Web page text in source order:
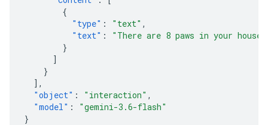
{
"type" : "text" ,
"text" :
"There are 8 paws in your
}
]
}
],
"object" : "interaction" ,
"model" :
"gemini-3.6-flash"
}